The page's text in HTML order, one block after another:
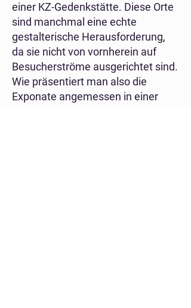
einer KZ-Gedenkstätte. Diese Orte
sind manchmal eine echte
gestalterische Herausforderung,
da sie nicht von vornherein auf
Besucherströme ausgerichtet sind.
Wie präsentiert man also die
Exponate angemessen in einer